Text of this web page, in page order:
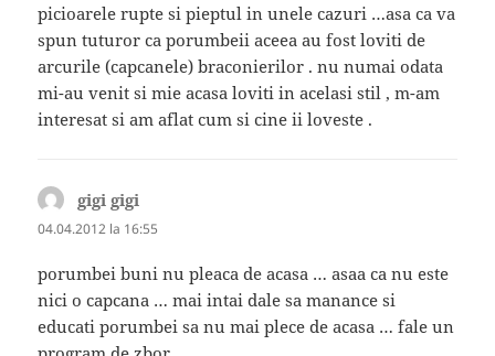
picioarele rupte si pieptul in unele cazuri …asa ca va
spun tuturor ca porumbeii aceea au fost loviti de
arcurile (capcanele) braconierilor . nu numai odata
mi-au venit si mie acasa loviti in acelasi stil , m-am
interesat si am aflat cum si cine ii loveste .
gigi gigi
04.04.2012 la 16:55
porumbei buni nu pleaca de acasa … asaa ca nu este
nici o capcana … mai intai dale sa manance si
educati porumbei sa nu mai plece de acasa … fale un